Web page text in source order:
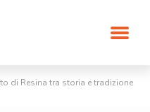
di Resina tra storia e tradizione